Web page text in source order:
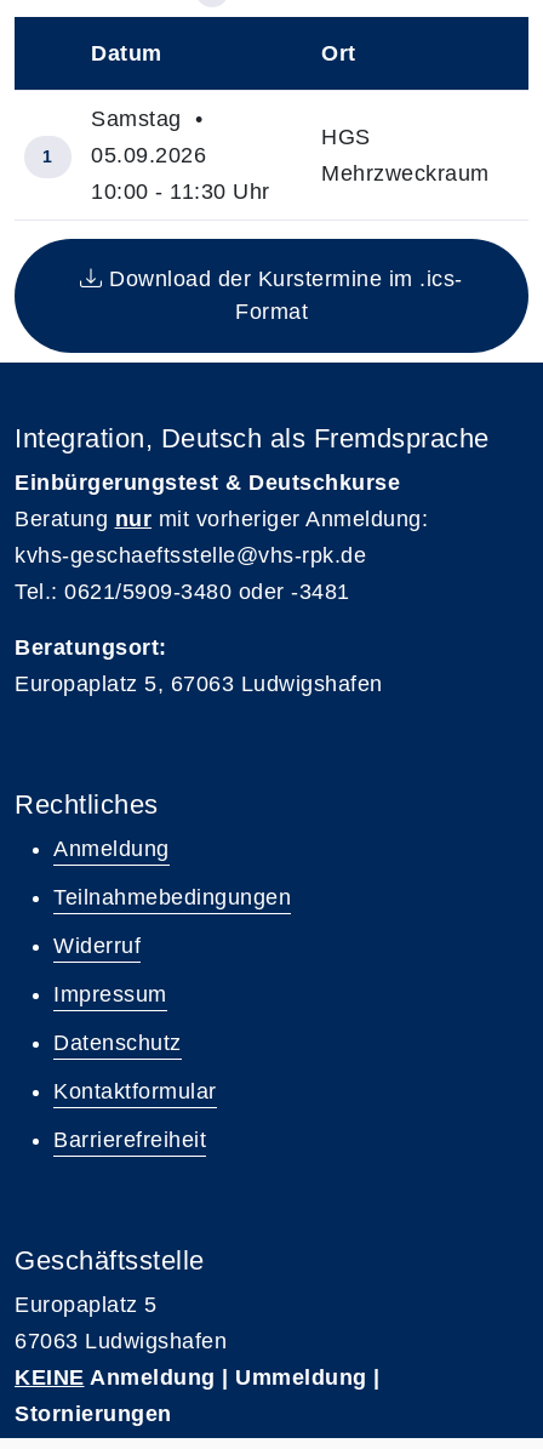
Insgesamt gibt es 1 Termine zum diesen Kurs
Datum Ort
1
Samstag •
05.09.2026
10:00 - 11:30 Uhr
HGS
Mehrzweckraum
Download der Kurstermine im .ics-
Format
Integration, Deutsch als Fremdsprache
Einbürgerungstest & Deutschkurse
Beratung nur mit vorheriger Anmeldung:
kvhs-geschaeftsstelle@vhs-rpk.de
Tel.: 0621/5909-3480 oder -3481
Beratungsort:
Europaplatz 5, 67063 Ludwigshafen
Rechtliches
Anmeldung
Teilnahmebedingungen
Widerruf
Impressum
Datenschutz
Kontaktformular
Barrierefreiheit
Geschäftsstelle
Europaplatz 5
67063 Ludwigshafen
KEINE Anmeldung | Ummeldung |
Stornierungen